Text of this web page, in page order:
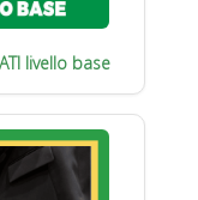
livello base